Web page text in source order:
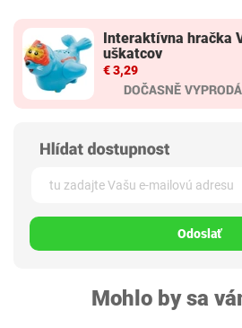
Interaktívna hračka
uškatcov
€ 3,29
Odoslať
Mohlo by sa